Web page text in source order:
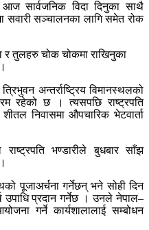
सार्वजनिक विदा दिनुका साथै
सवारी सञ्चालनका लागि समेत रोक
र तुलहरु चोक चोकमा राखिनुका
त्रिभुवन अन्तर्राष्ट्रिय विमानस्थलको
रहेको छ । त्यसपछि राष्ट्रपति
निवासमा औपचारिक भेटवार्ता
राष्ट्रपति भण्डारीले बुधबार साँझ
पूजाअर्चना गर्नेछन् भने सोही दिन
उपाधि प्रदान गर्नेछ । उनले नेपाल–
गर्ने कार्यशालालाई सम्बोधन